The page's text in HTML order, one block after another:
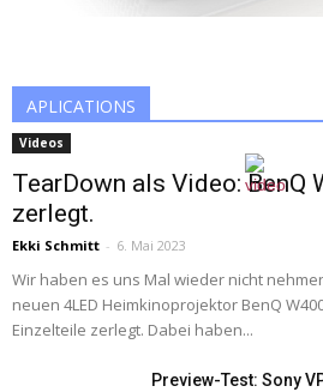
APLICATIONS
Videos
TearDown als Video: BenQ
zerlegt.
Ekki Schmitt - 6. Mai 2023
Wir haben es uns Mal wieder nicht
neuen 4LED Heimkinoprojektor BenQ
Einzelteile zerlegt. Dabei haben...
Preview-Test: Sony